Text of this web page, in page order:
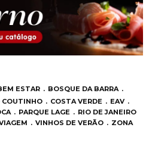
ESTAR
BOSQUE DA BARRA
COUTINHO COSTA VERDE
EAV
PARQUE LAGE
RIO DE JANEIRO
VINHOS DE VERÃO
ZONA